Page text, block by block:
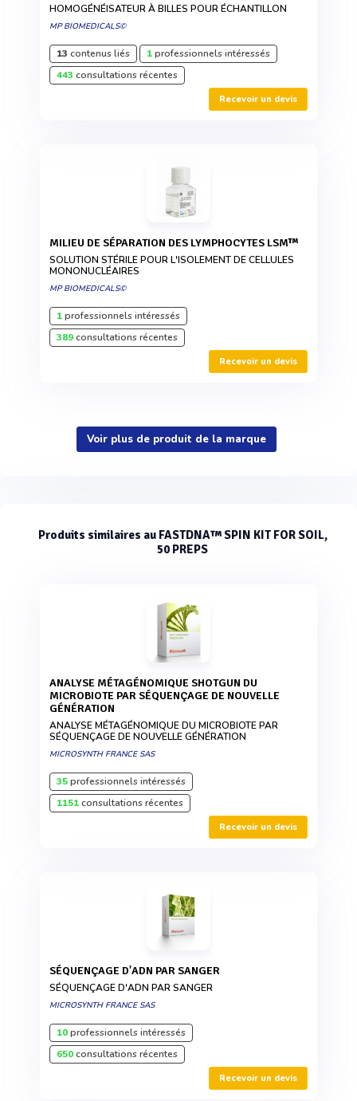
HOMOGÉNÉISATEUR À BILLES POUR ÉCHANTILLON
MP BIOMEDICALS©
13 contenus liés 1professionnels intéressés
443 consultations récentes
Recevoir un devis
MILIEU DE SÉPARATION DES LYMPHOCYTES LSM™
SOLUTION STÉRILE POUR L'ISOLEMENT DE CELLULES
MONONUCLÉAIRES
MP BIOMEDICALS©
1professionnels intéressés
389consultations récentes
Recevoir un devis
Voir plus de produit de la marque
Produits similaires au FASTDNA™ SPIN KIT FOR SOIL,
50 PREPS
ANALYSE MÉTAGÉNOMIQUE SHOTGUN DU
MICROBIOTE PAR SÉQUENÇAGE DE NOUVELLE
GÉNÉRATION
ANALYSE MÉTAGÉNOMIQUE DU MICROBIOTE PAR
SÉQUENÇAGE DE NOUVELLE GÉNÉRATION
MICROSYNTH FRANCE SAS
35professionnels intéressés
1151consultations récentes
Recevoir un devis
SÉQUENÇAGE D'ADN PAR SANGER
SÉQUENÇAGE D'ADN PAR SANGER
MICROSYNTH FRANCE SAS
10professionnels intéressés
650consultations récentes
Recevoir un devis